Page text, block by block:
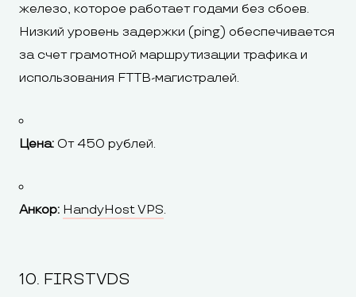
железо, которое работает годами без сбоев.
Низкий уровень задержки (ping) обеспечивается
за счет грамотной маршрутизации трафика и
использования FTTB-магистралей.
Цена: От 450 рублей.
Анкор: HandyHost VPS.
10. FIRSTVDS